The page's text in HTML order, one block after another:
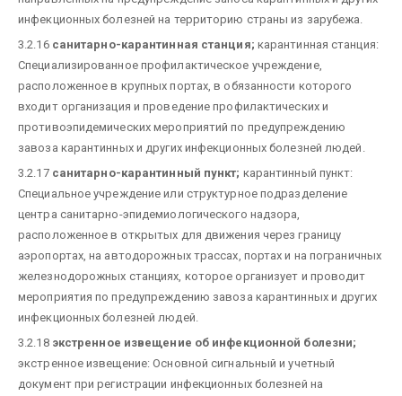
инфекционных болезней на территорию страны из зарубежа.
3.2.16санитарно-карантинная станция; карантинная станция:
Специализированное профилактическое учреждение,
расположенное в крупных портах, в обязанности которого
входит организация и проведение профилактических и
противоэпидемических мероприятий по предупреждению
завоза карантинных и других инфекционных болезней людей.
3.2.17санитарно-карантинный пункт; карантинный пункт:
Специальное учреждение или структурное подразделение
центра санитарно-эпидемиологического надзора,
расположенное в открытых для движения через границу
аэропортах, на автодорожных трассах, портах и на пограничных
железнодорожных станциях, которое организует и проводит
мероприятия по предупреждению завоза карантинных и других
инфекционных болезней людей.
3.2.18экстренное извещение об инфекционной болезни;
экстренное извещение: Основной сигнальный и учетный
документ при регистрации инфекционных болезней на